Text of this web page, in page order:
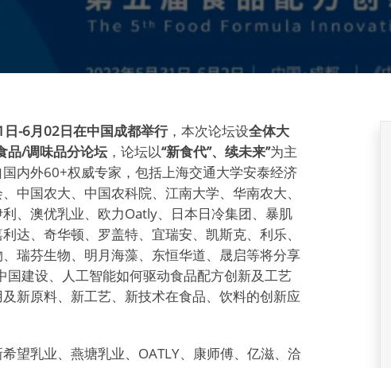
-6月02日在中国成都举行，本次论坛设全体大
品/调味品分论坛，论坛以“新食代”、续未来”为主
内外60+权威专家，包括上海交通大学安泰经济
中国农大、中国农科院、江南大学、华南农大、
、澳优乳业、欧力Oatly、日本日冷集团、暴肌
达、奇华顿、罗盖特、宜瑞安、凯斯克、利乐、
瑞芬生物、明月海藻、东恒华道、晟启等将分享
建设、人工智能如何驱动食品配方创新及工艺
新原料、新工艺、新技术在食品、饮料的创新应
望乳业、燕塘乳业、OATLY、康师傅、亿滋、洽